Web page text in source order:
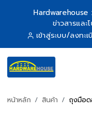
Hardwarehouse
ข่าวสารและ
เข้าสู่ระบบ/ลงทะ
หน้าหลัก สินค้า ถุงมือด